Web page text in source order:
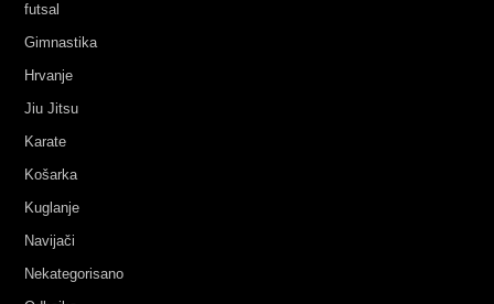
futsal
Gimnastika
Hrvanje
Jiu Jitsu
Karate
Košarka
Kuglanje
Navijači
Nekategorisano